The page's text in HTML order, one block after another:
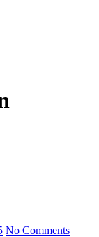
No Comments